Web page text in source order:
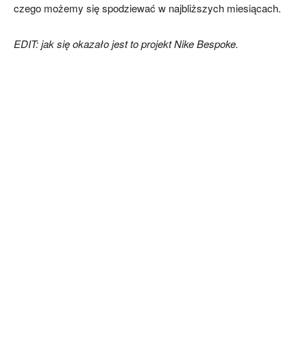
czego możemy się spodziewać w najbliższych miesiącach.
EDIT: jak się okazało jest to projekt Nike Bespoke.